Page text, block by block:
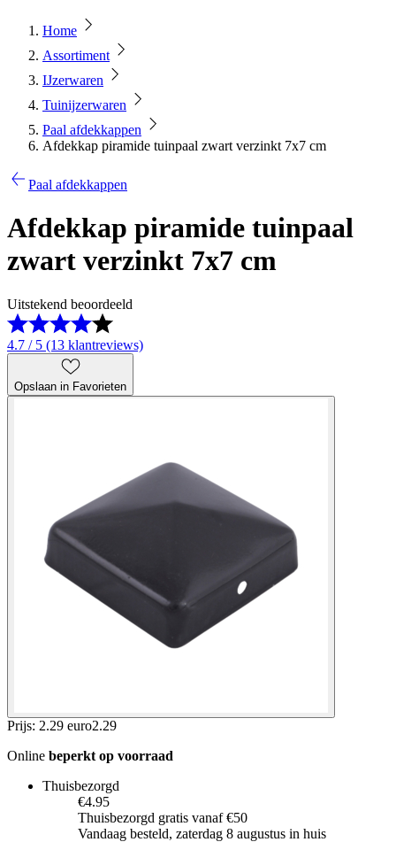
Home
Assortiment
IJzerwaren
Tuinijzerwaren
Paal afdekkappen
Afdekkap piramide tuinpaal zwart verzinkt 7x7 cm
Paal afdekkappen
Afdekkap piramide tuinpaal
zwart verzinkt 7x7 cm
Uitstekend beoordeeld
4.7 / 5 (13 klantreviews)
Opslaan in Favorieten
Prijs: 2.29 euro2.29
Online beperkt op voorraad
Thuisbezorgd
€4.95
Thuisbezorgd gratis vanaf €50
Vandaag besteld, zaterdag 8 augustus in huis